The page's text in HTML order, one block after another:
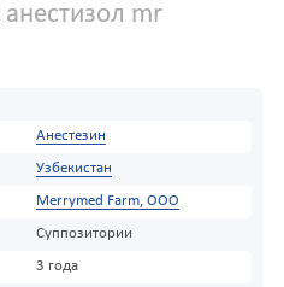
анестизол mr
Анестезин
Узбекистан
Merrymed Farm, ООО
Суппозитории
3 года